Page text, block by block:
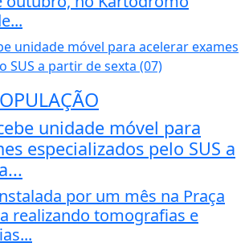
unidade móvel para
especializados pelo SUS a
por um mês na Praça
realizando tomografias e